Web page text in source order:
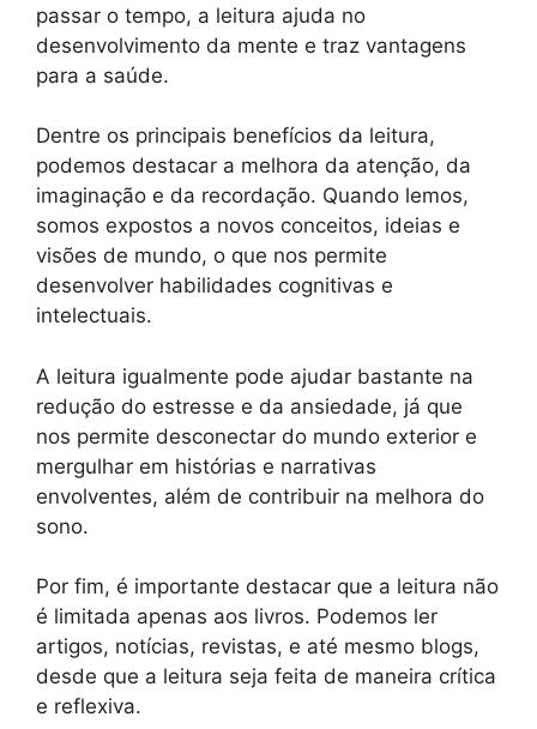
passar o tempo, a leitura ajuda no
desenvolvimento da mente e traz vantagens
para a saúde.
Dentre os principais benefícios da leitura,
podemos destacar a melhora da atenção, da
imaginação e da recordação. Quando lemos,
somos expostos a novos conceitos, ideias e
visões de mundo, o que nos permite
desenvolver habilidades cognitivas e
intelectuais.
A leitura igualmente pode ajudar bastante na
redução do estresse e da ansiedade, já que
nos permite desconectar do mundo exterior e
mergulhar em histórias e narrativas
envolventes, além de contribuir na melhora do
sono.
Por fim, é importante destacar que a leitura não
é limitada apenas aos livros. Podemos ler
artigos, notícias, revistas, e até mesmo blogs,
desde que a leitura seja feita de maneira crítica
e reflexiva.